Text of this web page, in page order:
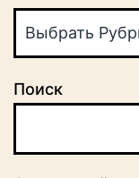
Поиск